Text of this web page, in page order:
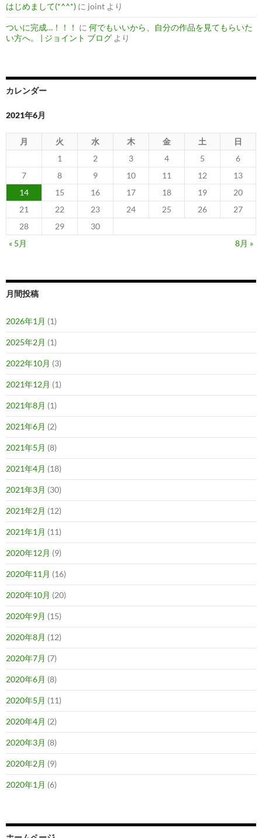
はじめまして(*^^*) に joint より
ついに完成…！！！ に 何でもいいから、自分の作品を見てもらいた
い方へ。 | ジョイント ブログ より
カレンダー
2021年6月
月 火 水 木 金 土
日
1
2 3 4 5
6
7
8 9 10 11 12
13
14
15 16 17 18 19
20
21
22 23 24 25 26
27
28
29
30
« 5月
8月 »
月間投稿
2026年1月 (1)
2025年2月 (1)
2022年10月 (3)
2021年12月 (1)
2021年8月 (1)
2021年6月 (2)
2021年5月 (8)
2021年4月 (18)
2021年3月 (30)
2021年2月 (12)
2021年1月 (11)
2020年12月 (9)
2020年11月 (16)
2020年10月 (20)
2020年9月 (15)
2020年8月 (12)
2020年7月 (7)
2020年6月 (8)
2020年5月 (11)
2020年4月 (2)
2020年3月 (8)
2020年2月 (9)
2020年1月 (6)